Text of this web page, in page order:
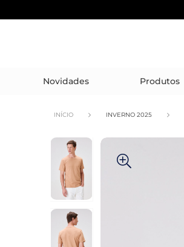
Novidades Produtos
INÍCIO INVERNO 2025